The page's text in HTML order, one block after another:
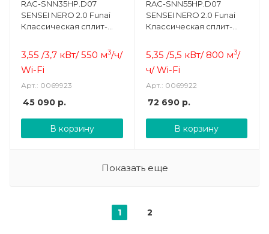
RAC-SNN35HP.D07
SENSEI NERO 2.0 Funai
Классическая сплит-
3,55 /3,7 кВт/ 550 м3/ч/
Wi-Fi
Арт.: 0069923
45 090 р.
В корзину
RAC-SNN55HP.D07
SENSEI NERO 2.0 Funai
Классическая сплит-
5,35 /5,5 кВт/ 800 м3/
ч/ Wi-Fi
Арт.: 0069922
72 690р.
В корзину
Показать еще
1 2